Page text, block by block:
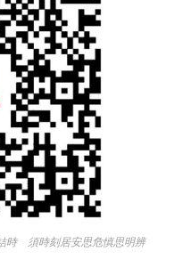
時 須時刻居安思危慎思明辨